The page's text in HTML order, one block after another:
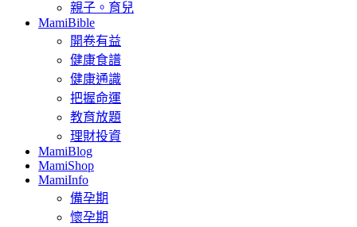
親子。育兒
MamiBible
開卷有益
健康食譜
健康通識
把握命運
教育放題
理財投資
MamiBlog
MamiShop
MamiInfo
備孕期
懷孕期